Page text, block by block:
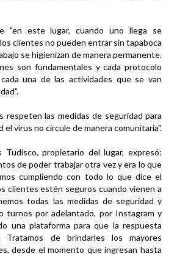
"en este lugar, cuando uno llega se
clientes no pueden entrar sin tapaboca
se higienizan de manera permanente.
son fundamentales y cada protocolo
una de las actividades que se van
respeten las medidas de seguridad para
el virus no circule de manera comunitaria".
propietario del lugar, expresó:
de poder trabajar otra vez y era lo que
cumpliendo con todo lo que dice el
clientes estén seguros cuando vienen a
todas las medidas de seguridad y
turnos por adelantado, por Instagram y
una plataforma para que la respuesta
Tratamos de brindarles los mayores
desde el momento que ingresan hasta